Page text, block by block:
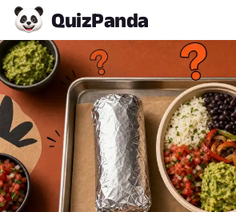
QuizPanda